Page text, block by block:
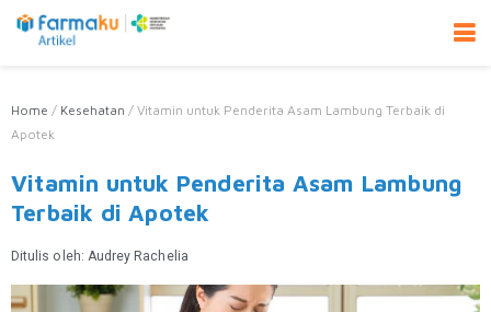
Home / Kesehatan / Vitamin untuk Penderita Asam Lambung Terbaik di
Apotek
Vitamin untuk Penderita Asam Lambung
Terbaik di Apotek
Ditulis oleh: Audrey Rachelia